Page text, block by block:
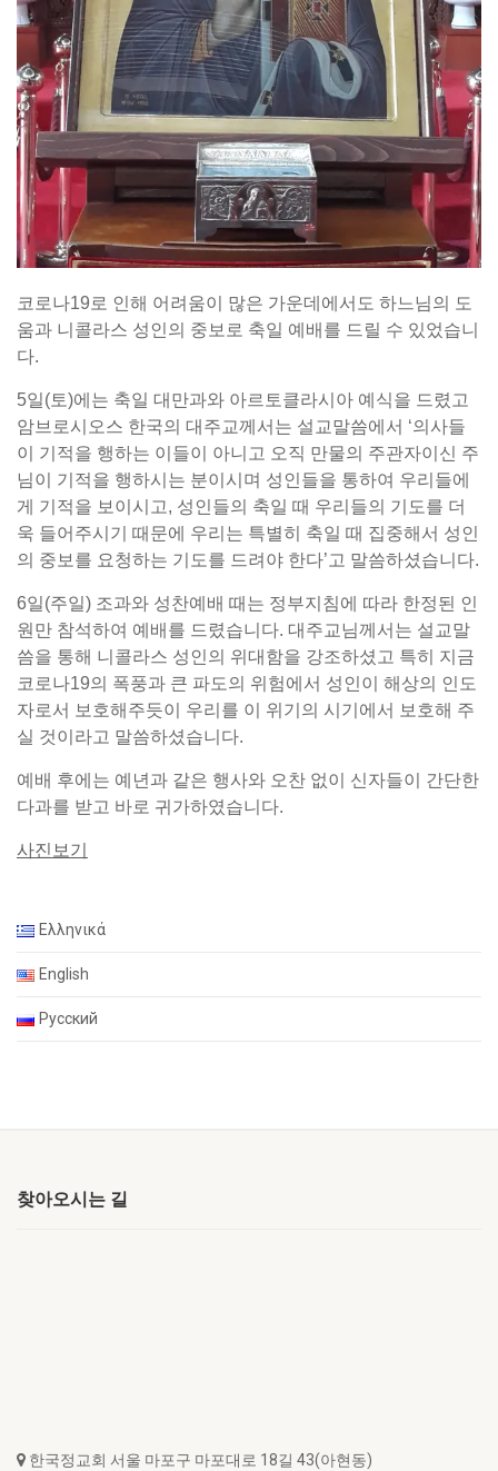
코로나19로 인해 어려움이 많은 가운데에서도 하느님의 도
움과 니콜라스 성인의 중보로 축일 예배를 드릴 수 있었습니
다.
5일(토)에는 축일 대만과와 아르토클라시아 예식을 드렸고
암브로시오스 한국의 대주교께서는 설교말씀에서 ‘의사들
이 기적을 행하는 이들이 아니고 오직 만물의 주관자이신 주
님이 기적을 행하시는 분이시며 성인들을 통하여 우리들에
게 기적을 보이시고, 성인들의 축일 때 우리들의 기도를 더
욱 들어주시기 때문에 우리는 특별히 축일 때 집중해서 성인
의 중보를 요청하는 기도를 드려야 한다’고 말씀하셨습니다.
6일(주일) 조과와 성찬예배 때는 정부지침에 따라 한정된 인
원만 참석하여 예배를 드렸습니다. 대주교님께서는 설교말
씀을 통해 니콜라스 성인의 위대함을 강조하셨고 특히 지금
코로나19의 폭풍과 큰 파도의 위험에서 성인이 해상의 인도
자로서 보호해주듯이 우리를 이 위기의 시기에서 보호해 주
실 것이라고 말씀하셨습니다.
예배 후에는 예년과 같은 행사와 오찬 없이 신자들이 간단한
다과를 받고 바로 귀가하였습니다.
사진보기
Ελληνικά
English
Русский
찾아오시는 길
한국정교회 서울 마포구 마포대로 18길 43(아현동)